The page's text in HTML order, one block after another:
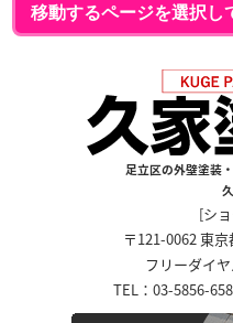
足立区の外壁塗装
[シ
〒121-0062 東
フリーダイ
TEL：03-5856-